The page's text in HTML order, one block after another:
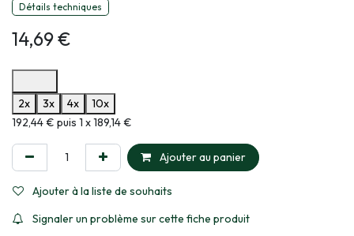
Détails techniques
14,69€
2x
3x 4x
10x
Informations sur le plan de paiement sélectionné
192,44 € puis 1 x 189,14 €
Ajouter au panier
Ajouter à la liste de souhaits
Signaler un problème sur cette fiche produit